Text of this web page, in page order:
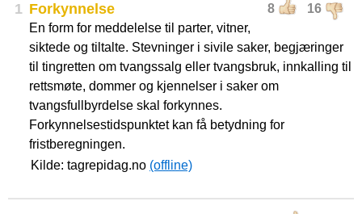
1 8 16
Forkynnelse
En form for meddelelse til parter, vitner,
siktede og tiltalte. Stevninger i sivile saker, begjæringer
til tingretten om tvangssalg eller tvangsbruk, innkalling til
rettsmøte, dommer og kjennelser i saker om
tvangsfullbyrdelse skal forkynnes.
Forkynnelsestidspunktet kan få betydning for
fristberegningen.
Kilde: tagrepidag.no (offline)